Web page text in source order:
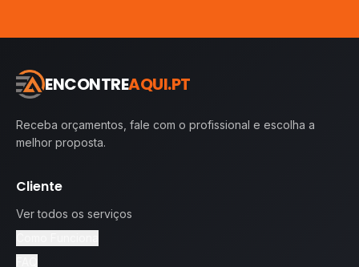
ENCONTREAQUI.PT
Receba orçamentos, fale com o profissional e escolha a
melhor proposta.
Cliente
Ver todos os serviços